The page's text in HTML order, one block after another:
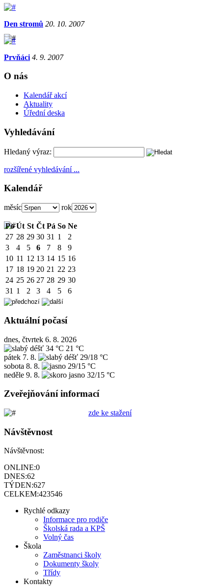
Den stromů 20. 10. 2007
Prvňáci 4. 9. 2007
O nás
Kalendář akcí
Aktuality
Úřední deska
Vyhledávání
Hledaný výraz:
rozšířené vyhledávání ...
Kalendář
měsíc rok
Po Út St Čt Pá So Ne
27 28 29 30 31 1
2
3
4 5 6 7 8
9
10 11 12 13 14 15 16
17 18 19 20 21 22 23
24 25 26 27 28 29 30
31 1 2 3 4 5 6
Aktuální počasí
dnes, čtvrtek 6. 8. 2026
34 °C 21 °C
pátek 7. 8.
29/18 °C
sobota 8. 8.
29/15 °C
neděle 9. 8. 32/15 °C
Zveřejňování informací
zde ke stažení
Návštěvnost
Návštěvnost:
ONLINE:0
DNES:62
TÝDEN:627
CELKEM:423546
Rychlé odkazy
Informace pro rodiče
Školská rada a KPŠ
Volný čas
Škola
Zaměstnanci školy
Dokumenty školy
Třídy
Kontakty